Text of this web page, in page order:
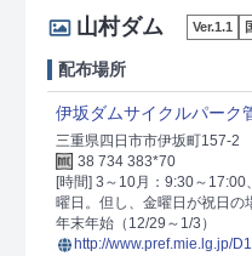
山村ダム Ver.1.1
配布場所
伊坂ダムサイクルパーク
三重県四日市市伊坂町157-2
38 734 383*70
[時間] 3～10月：9:30～
曜日。但し、金曜日が祝日の
年末年始（12/29～1/3）
http://www.pref.mie.lg.jp/